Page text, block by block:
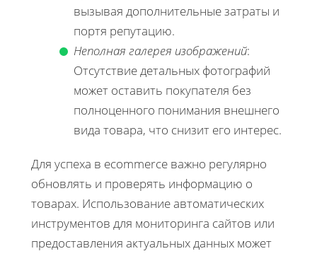
вызывая дополнительные затраты и
портя репутацию.
Неполная галерея изображений:
Отсутствие детальных фотографий
может оставить покупателя без
полноценного понимания внешнего
вида товара, что снизит его интерес.
Для успеха в ecommerce важно регулярно
обновлять и проверять информацию о
товарах. Использование автоматических
инструментов для мониторинга сайтов или
предоставления актуальных данных может